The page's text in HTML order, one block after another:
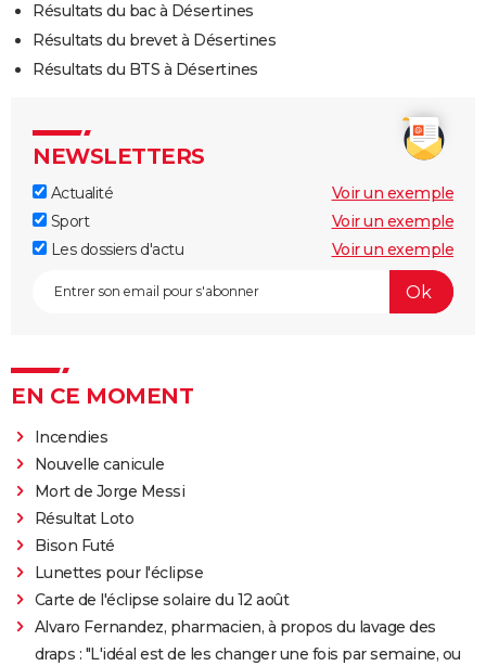
Résultats du bac à Désertines
Résultats du brevet à Désertines
Résultats du BTS à Désertines
NEWSLETTERS
Actualité
Voir un exemple
Sport
Voir un exemple
Les dossiers d'actu
Voir un exemple
EN CE MOMENT
Incendies
Nouvelle canicule
Mort de Jorge Messi
Résultat Loto
Bison Futé
Lunettes pour l'éclipse
Carte de l'éclipse solaire du 12 août
Alvaro Fernandez, pharmacien, à propos du lavage des
draps : "L'idéal est de les changer une fois par semaine, ou